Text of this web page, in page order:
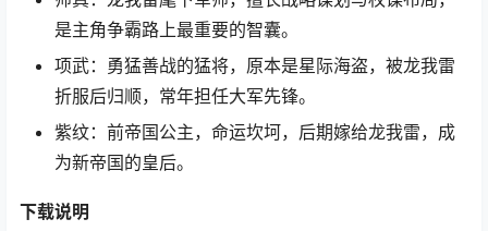
是主角争霸路上最重要的智囊。
项武：勇猛善战的猛将，原本是星际海盗，被龙我雷
折服后归顺，常年担任大军先锋。
紫纹：前帝国公主，命运坎坷，后期嫁给龙我雷，成
为新帝国的皇后。
下载说明